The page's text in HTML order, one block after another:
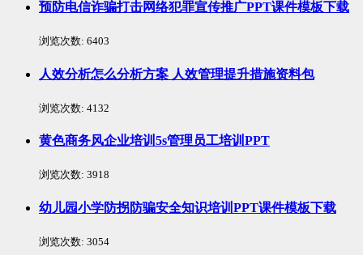
预防电信诈骗打击网络犯罪宣传推广PPT课件模板下载
浏览次数: 6403
人效分析怎么分析方案 人效管理提升措施资料包
浏览次数: 4132
黄色商务风企业培训5s管理员工培训PPT
浏览次数: 3918
幼儿园小学防拐防骗安全知识培训PPT课件模板下载
浏览次数: 3054